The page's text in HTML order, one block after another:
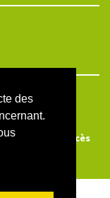
des
Lodel
Accès